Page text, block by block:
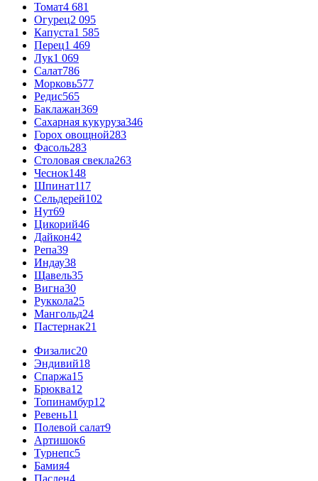
Томат4 681
Огурец2 095
Капуста1 585
Перец1 469
Лук1 069
Салат786
Морковь577
Редис565
Баклажан369
Сахарная кукуруза346
Горох овощной283
Фасоль283
Столовая свекла263
Чеснок148
Шпинат117
Сельдерей102
Нут69
Цикорий46
Дайкон42
Репа39
Индау38
Щавель35
Вигна30
Руккола25
Мангольд24
Пастернак21
Физалис20
Эндивий18
Спаржа15
Брюква12
Топинамбур12
Ревень11
Полевой салат9
Артишок6
Турнепс5
Бамия4